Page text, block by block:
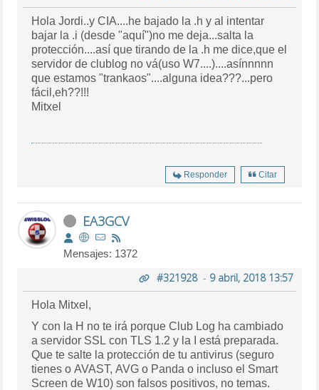
Hola Jordi..y CIA....he bajado la .h y al intentar
bajar la .i (desde "aquí")no me deja...salta la
protección....así que tirando de la .h me dice,que el
servidor de clublog no vá(uso W7....)....asínnnnn
que estamos "trankaos"....alguna idea???...pero
fácil,eh??!!!
Mitxel
Responder Citar
EA3GCV
Mensajes: 1372
#321928- 9 abril, 2018 13:57
Hola Mitxel,
Y con la H no te irá porque Club Log ha cambiado
a servidor SSL con TLS 1.2 y la I está preparada.
Que te salte la protección de tu antivirus (seguro
tienes o AVAST, AVG o Panda o incluso el Smart
Screen de W10) son falsos positivos, no temas.